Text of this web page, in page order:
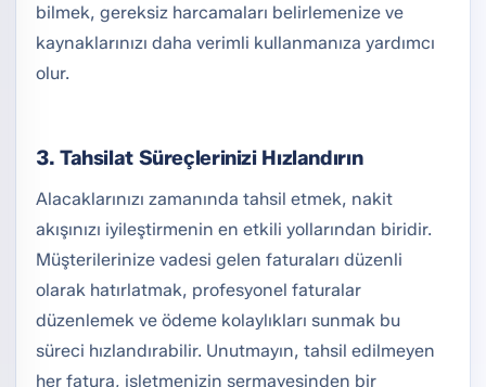
bilmek, gereksiz harcamaları belirlemenize ve
kaynaklarınızı daha verimli kullanmanıza yardımcı
olur.
3. Tahsilat Süreçlerinizi Hızlandırın
Alacaklarınızı zamanında tahsil etmek, nakit
akışınızı iyileştirmenin en etkili yollarından biridir.
Müşterilerinize vadesi gelen faturaları düzenli
olarak hatırlatmak, profesyonel faturalar
düzenlemek ve ödeme kolaylıkları sunmak bu
süreci hızlandırabilir. Unutmayın, tahsil edilmeyen
her fatura, işletmenizin sermayesinden bir